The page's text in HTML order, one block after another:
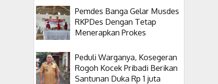
Pemdes Banga Gelar Musdes
RKPDes Dengan Tetap
Menerapkan Prokes
Peduli Warganya, Kosegeran
Rogoh Kocek Pribadi Berikan
Santunan Duka Rp 1 juta